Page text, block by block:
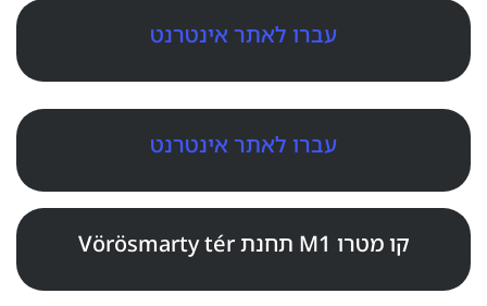
עברו לאתר אינטרנט
עברו לאתר אינטרנט
קו מטרו M1 תחנת Vörösmarty tér